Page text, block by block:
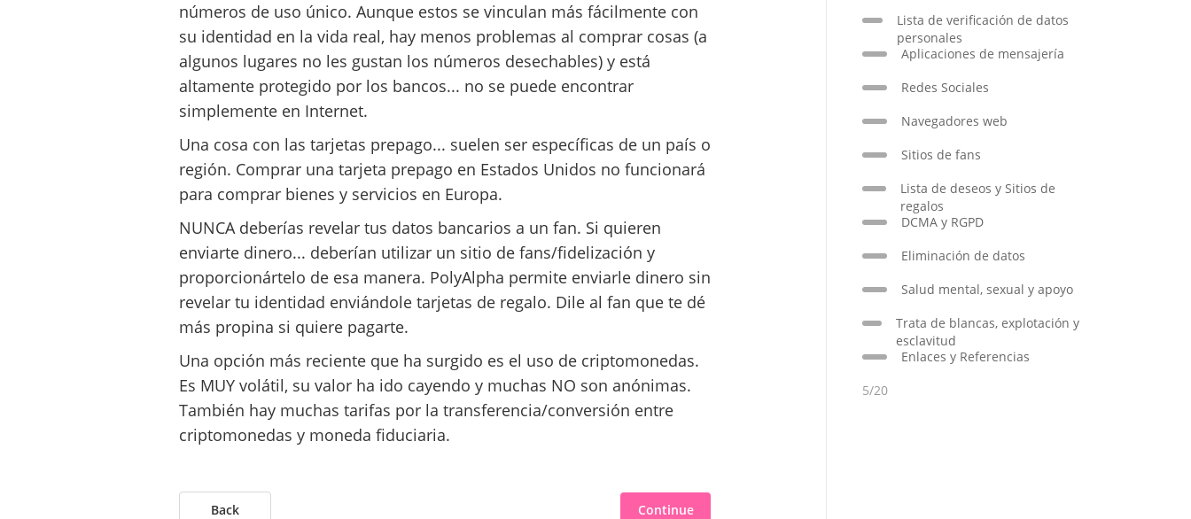
números de uso único. Aunque estos se vinculan más fácilmente con
su identidad en la vida real, hay menos problemas al comprar cosas (a
algunos lugares no les gustan los números desechables) y está
altamente protegido por los bancos... no se puede encontrar
simplemente en Internet.
Una cosa con las tarjetas prepago... suelen ser específicas de un país o
región. Comprar una tarjeta prepago en Estados Unidos no funcionará
para comprar bienes y servicios en Europa.
NUNCA deberías revelar tus datos bancarios a un fan. Si quieren
enviarte dinero... deberían utilizar un sitio de fans/fidelización y
proporcionártelo de esa manera. PolyAlpha permite enviarle dinero sin
revelar tu identidad enviándole tarjetas de regalo. Dile al fan que te dé
más propina si quiere pagarte.
Una opción más reciente que ha surgido es el uso de criptomonedas.
Es MUY volátil, su valor ha ido cayendo y muchas NO son anónimas.
También hay muchas tarifas por la transferencia/conversión entre
criptomonedas y moneda fiduciaria.
Back Continue
Lista de verificación de datos
personales
Aplicaciones de mensajería
Redes Sociales
Navegadores web
Sitios de fans
Lista de deseos y Sitios de
regalos
DCMA y RGPD
Eliminación de datos
Salud mental, sexual y apoyo
Trata de blancas, explotación y
esclavitud
Enlaces y Referencias
5/20